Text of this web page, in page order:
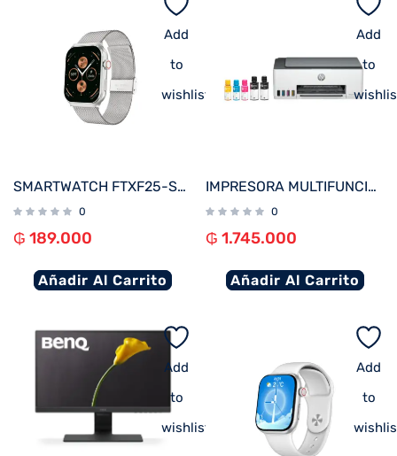
Add
to
wishlist
SMARTWATCH FTXF25-SVSM 50MM PLATA METAL ANDROID/IOS/BT/FREC. CARD
0
₲ 189.000
Añadir Al Carrito
Add
to
IMPRESORA MULTIFUNCIONAL HP SMART TANK 580 IMP/COP/SCA/USB/WIFI/BT/BIVOLT
0
₲ 1.745.000
Añadir Al Carrito
Add
to
wishlist
Add
to